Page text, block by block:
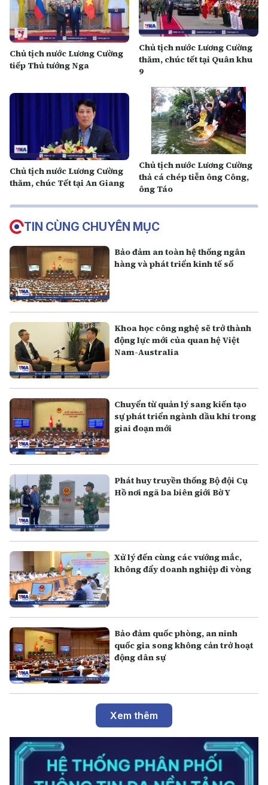
Chủ tịch nước Lương Cường
tiếp Thủ tướng Nga
Chủ tịch nước Lương Cường
thăm, chúc tết tại Quân khu
9
Chủ tịch nước Lương Cường
thăm, chúc Tết tại An Giang
Chủ tịch nước Lương Cường
thả cá chép tiễn ông Công,
ông Táo
TIN CÙNG CHUYÊN MỤC
Bảo đảm an toàn hệ thống ngân
hàng và phát triển kinh tế số
Khoa học công nghệ sẽ trở thành
động lực mới của quan hệ Việt
Nam-Australia
Chuyển từ quản lý sang kiến tạo
sự phát triển ngành dầu khí trong
giai đoạn mới
Phát huy truyền thống Bộ đội Cụ
Hồ nơi ngã ba biên giới Bờ Y
Xử lý đến cùng các vướng mắc,
không đẩy doanh nghiệp đi vòng
Bảo đảm quốc phòng, an ninh
quốc gia song không cản trở hoạt
động dân sự
Xem thêm